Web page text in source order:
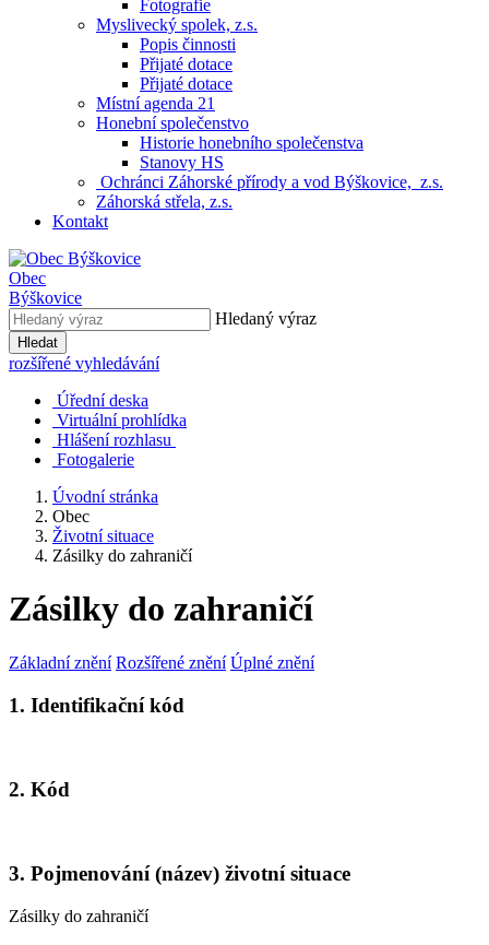
Fotografie
Myslivecký spolek, z.s.
Popis činnosti
Přijaté dotace
Přijaté dotace
Místní agenda 21
Honební společenstvo
Historie honebního společenstva
Stanovy HS
Ochránci Záhorské přírody a vod Býškovice, z.s.
Záhorská střela, z.s.
Kontakt
Obec
Býškovice
Hledaný výraz
Hledat
rozšířené vyhledávání
Úřední deska
Virtuální prohlídka
Hlášení rozhlasu
Fotogalerie
Úvodní stránka
Obec
Životní situace
Zásilky do zahraničí
Zásilky do zahraničí
Základní znění Rozšířené znění Úplné znění
1. Identifikační kód
2. Kód
3. Pojmenování (název) životní situace
Zásilky do zahraničí